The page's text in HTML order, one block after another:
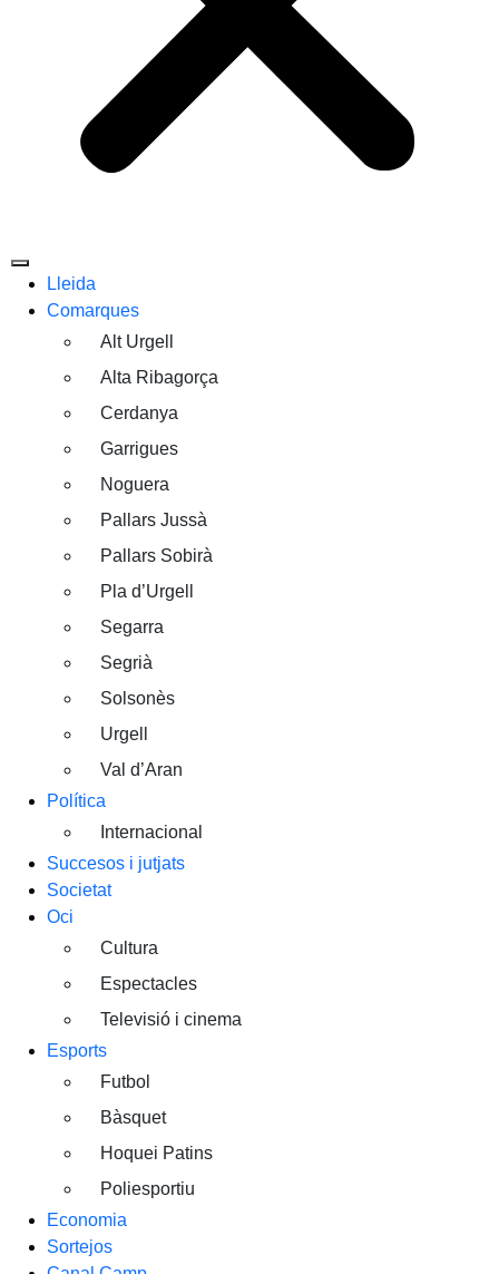
Lleida
Comarques
Alt Urgell
Alta Ribagorça
Cerdanya
Garrigues
Noguera
Pallars Jussà
Pallars Sobirà
Pla d’Urgell
Segarra
Segrià
Solsonès
Urgell
Val d’Aran
Política
Internacional
Succesos i jutjats
Societat
Oci
Cultura
Espectacles
Televisió i cinema
Esports
Futbol
Bàsquet
Hoquei Patins
Poliesportiu
Economia
Sortejos